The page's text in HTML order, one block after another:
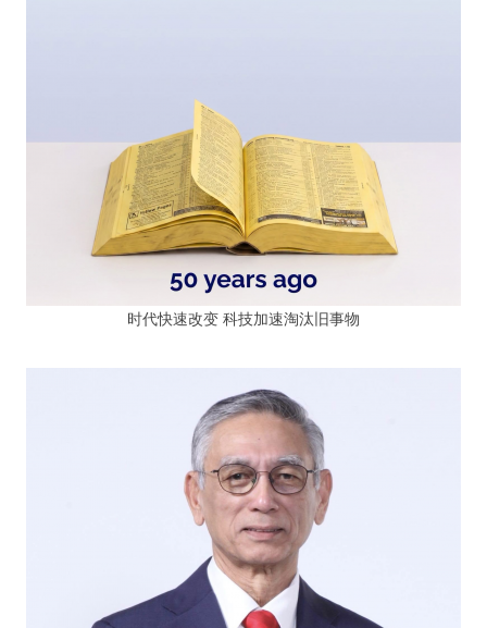
时代快速改变 科技加速淘汰旧事物